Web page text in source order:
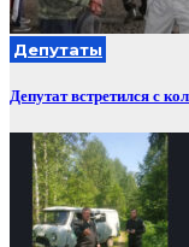
Депутаты
Депутат встретился с